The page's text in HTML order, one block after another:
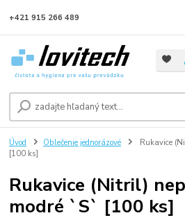
+421 915 266 489
Úvod Oblečenie jednorázové
Rukavice
[100 ks]
Rukavice (Nitril)
modré `S` [100 ks]